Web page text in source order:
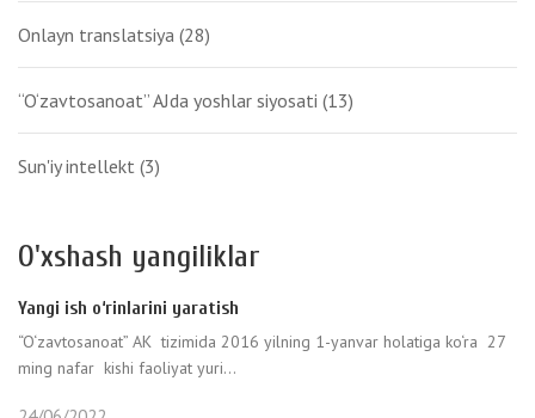
Onlayn translatsiya (28)
“O‘zavtosanoat” AJda yoshlar siyosati (13)
Sun'iy intellekt (3)
O'xshash yangiliklar
Yangi ish o‘rinlarini yaratish
“O‘zavtosanoat” AK tizimida 2016 yilning 1-yanvar holatiga ko‘ra 27
ming nafar kishi faoliyat yuri...